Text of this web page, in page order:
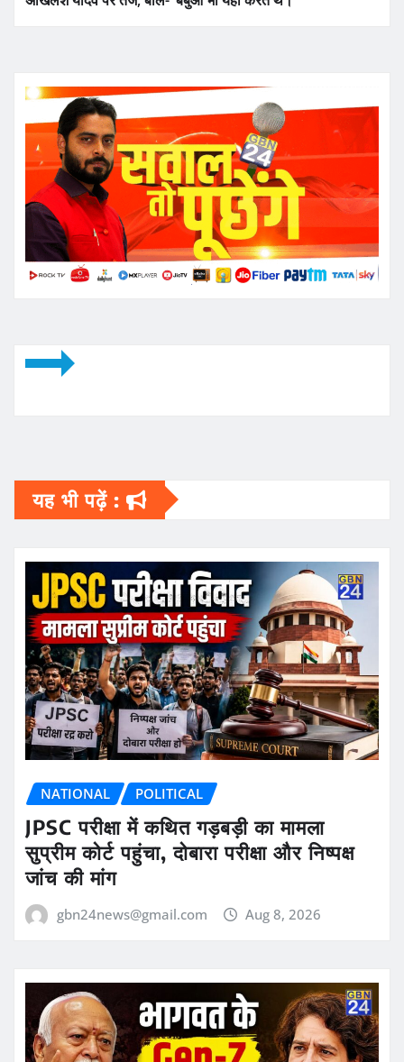
यह भी पढ़ें :
NATIONAL POLITICAL
JPSC परीक्षा में कथित गड़बड़ी का मामला
सुप्रीम कोर्ट पहुंचा, दोबारा परीक्षा और निष्पक्ष
जांच की मांग
gbn24news@gmail.com Aug 8, 2026